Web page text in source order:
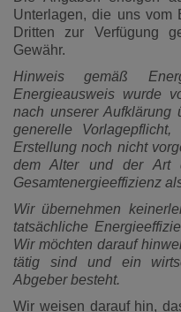
Unterlagen, die uns vom
Dritten zur Verfügung
Gewähr.
Hinweis gemäß
Energieausweis wurde
nach unserer Aufklärung
generelle
Erstellung noch nicht
dem Alter und der Art
Gesamtenergieeffizienz
Wir übernehmen
tatsächliche
Wir möchten darauf
tätig sind und ein
Abgeber besteht.
Wir weisen darauf hin,